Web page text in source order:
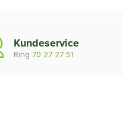
Kundeservice
Ring 70 27 27 51